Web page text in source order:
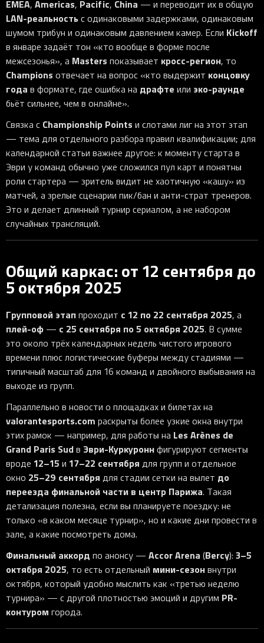
EMEA, Americas, Pacific, China — и переводит их в общую
LAN-реальностьс одинаковыми задержками, одинаковым
шумом трибун и одинаковым давлением камер. Если Kickoff
в январе задаёт тон «кто вообще в форме после
межсезонья», а Masters показывает кросс-регион, то
Champions отвечает на вопрос «кто выдержит концовку
года в формате, где ошибка на драфте или эко-раунде
бьёт сильнее, чем в онлайне».
Связка с Championship Points и слотами лиг на этот этап
— тема для отдельного разбора правил квалификации; для
календарной статьи важнее другое: к моменту старта в
Эври у команд обычно уже сложился пул карт и понятны
роли стартера — зритель видит не хаотичную «кашу» из
матчей, а зрелые сценарии пик/бан и анти-страт тренеров.
Это и делает длинный турнир сериалом, а не набором
случайных трансляций.
Общий каркас: от 12 сентября до
5 октября 2025
Групповой этаппроходит с 12 по 22 сентября 2025, а
плей-оф — с 25 сентября по 5 октября 2025. В сумме
это около трёх календарных недель чистого игрового
времени плюс логистические буферы между стадиями —
типичный масштаб для 16 команд и двойного выбывания на
выходе из групп.
Параллельно в новости о площадках и билетах на
valorantesports.com раскрыты более узкие окна внутри
этих рамок — например, для работы на Les Arènes de
Grand Paris Sudв Эври-Куркуроннфигурируют сегменты
вроде 12–15 и 17–22 сентября для групп и отдельное
окно 25–29 сентября для стадии сетки на вылет до
переезда финальной части в центр Парижа. Такая
детализация полезна, если вы планируете поездку: не
только «в каком месяце турнир», но и какие дни провести в
зале, а какие посмотреть дома.
Финальный аккорд по анонсу — Accor Arena (Bercy): 3–5
октября 2025, то есть отдельный мини-сезонвнутри
октября, который удобно мыслить как «третью неделю
турнира» — с другой плотностью эмоций и другим PR-
контуром города.